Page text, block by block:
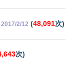
2017/2/12 (48,091次)
次)